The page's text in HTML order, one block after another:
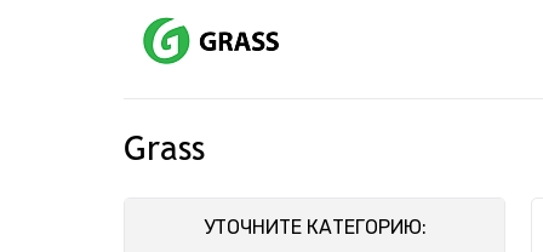
Grass
УТОЧНИТЕ КАТЕГОРИЮ: